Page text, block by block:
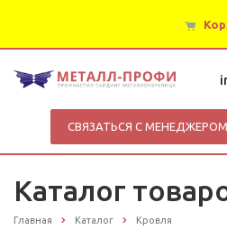
СВЯЗАТЬСЯ С
Каталог
Главная Каталог Кровля